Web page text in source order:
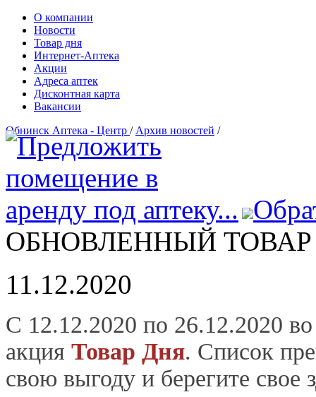
О компании
Новости
Товар дня
Интернет-Аптека
Акции
Адреса аптек
Дисконтная карта
Вакансии
Обнинск Аптека - Центр / Архив новостей /
ОБНОВЛЕННЫЙ
11.12.2020
С 12.12.2020 по 26.12.2020 во
акция Товар Дня. Список
свою выгоду и берегите свое